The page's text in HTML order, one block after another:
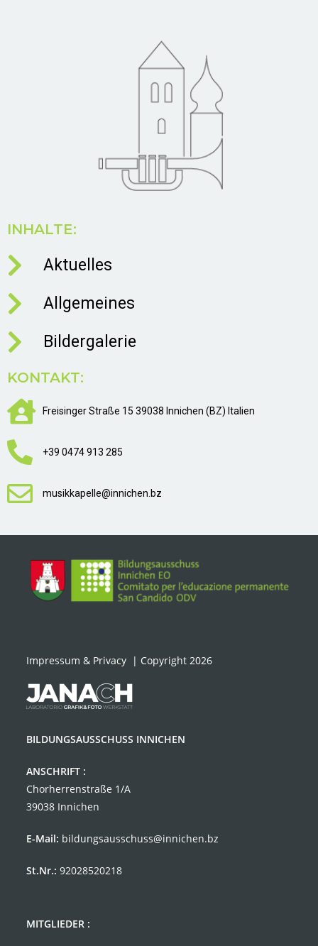
INHALTE:
Aktuelles
Allgemeines
Bildergalerie
KONTAKT:
Freisinger Straße 15 39038 Innichen (BZ) Italien
+39 0474 913 285
musikkapelle@innichen.bz
Impressum & Privacy | Copyright 2026
BILDUNGSAUSSCHUSS INNICHEN
ANSCHRIFT :
Chorherrenstraße 1/A
39038 Innichen
E-Mail: bildungsausschuss@innichen.bz
St.Nr.: 92028520218
MITGLIEDER :